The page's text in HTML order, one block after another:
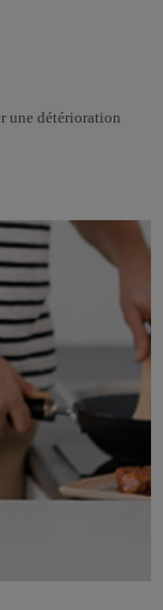
une détérioration